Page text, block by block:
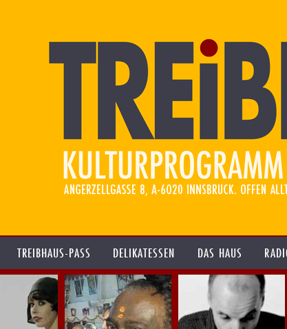
TREIBHAUS-PASS DELIKATESSEN DAS HAUS